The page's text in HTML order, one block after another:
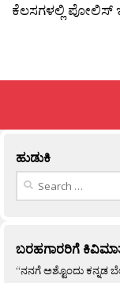
ಕೆಲಸಗಳಲ್ಲಿ ಪೋಲಿಸ್
ಹುಡುಕಿ
Search
ಬರಹಗಾರರಿಗೆ
“ನನಗೆ ಅಶ್ಟೊಂದು ಕನ್ನಡ